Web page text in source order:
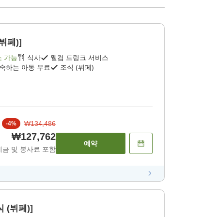
페)]
가능 식사
웰컴 드링크 서비스
하는 아동 무료
조식 (뷔페)
-4% ₩134,486
₩127,762
금 및 봉사료 포함
예약
(뷔페)]